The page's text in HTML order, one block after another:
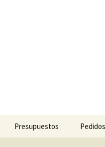
Presupuestos Pedidos